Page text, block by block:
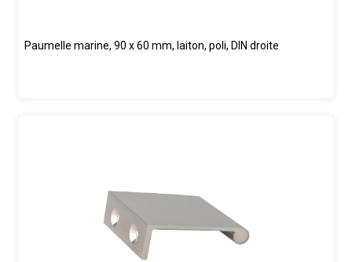
Paumelle marine, 90 x 60 mm, laiton, poli, DIN droite